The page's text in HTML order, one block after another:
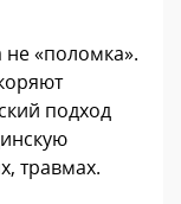
«поломка».
подход
травмах.